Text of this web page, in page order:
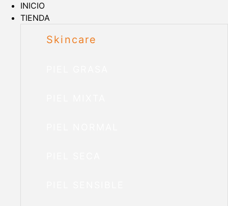
INICIO
TIENDA
Skincare